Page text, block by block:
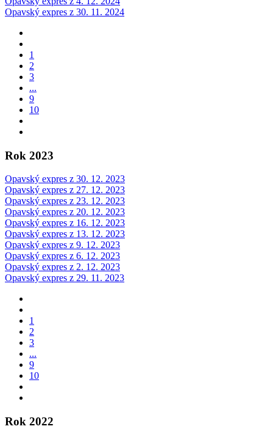
Opavský expres z 30. 11. 2024
1
2
3
...
9
10
Rok 2023
Opavský expres z 30. 12. 2023
Opavský expres z 27. 12. 2023
Opavský expres z 23. 12. 2023
Opavský expres z 20. 12. 2023
Opavský expres z 16. 12. 2023
Opavský expres z 13. 12. 2023
Opavský expres z 9. 12. 2023
Opavský expres z 6. 12. 2023
Opavský expres z 2. 12. 2023
Opavský expres z 29. 11. 2023
1
2
3
...
9
10
Rok 2022